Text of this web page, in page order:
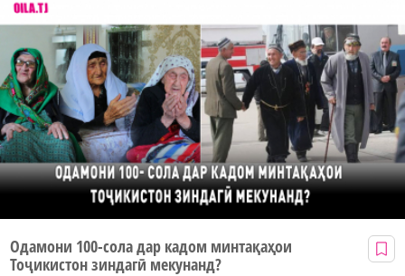
Одамони 100-сола дар кадом минтақаҳои
Тоҷикистон зиндагӣ мекунанд?